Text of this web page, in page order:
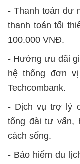
- Thanh toán dư
thanh toán tối
100.000 VNĐ.
- Hưởng ưu đãi
hệ thống đơn
Techcombank.
- Dịch vụ trợ lý
tổng đài tư vấn,
cách sống.
- Bảo hiểm du